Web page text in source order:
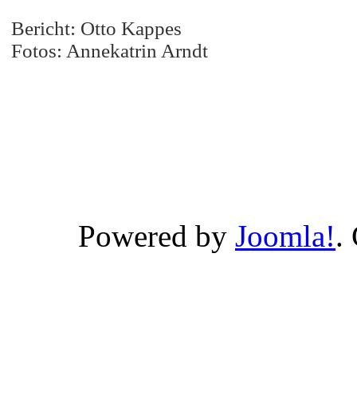
Bericht: Otto Kappes
Fotos: Annekatrin Arndt
Powered by Joomla!.